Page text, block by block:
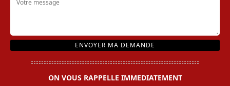
ON VOUS RAPPELLE IMMEDIATEMENT